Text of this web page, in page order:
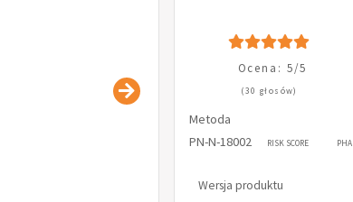
Ocena: 5/5
(30 głosów)
Metoda
PN-N-18002
RISK SCORE PHA
Wersja produktu